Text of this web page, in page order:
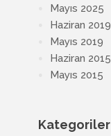
Mayıs 2025
Haziran 2019
Mayıs 2019
Haziran 2015
Mayıs 2015
Kategoriler